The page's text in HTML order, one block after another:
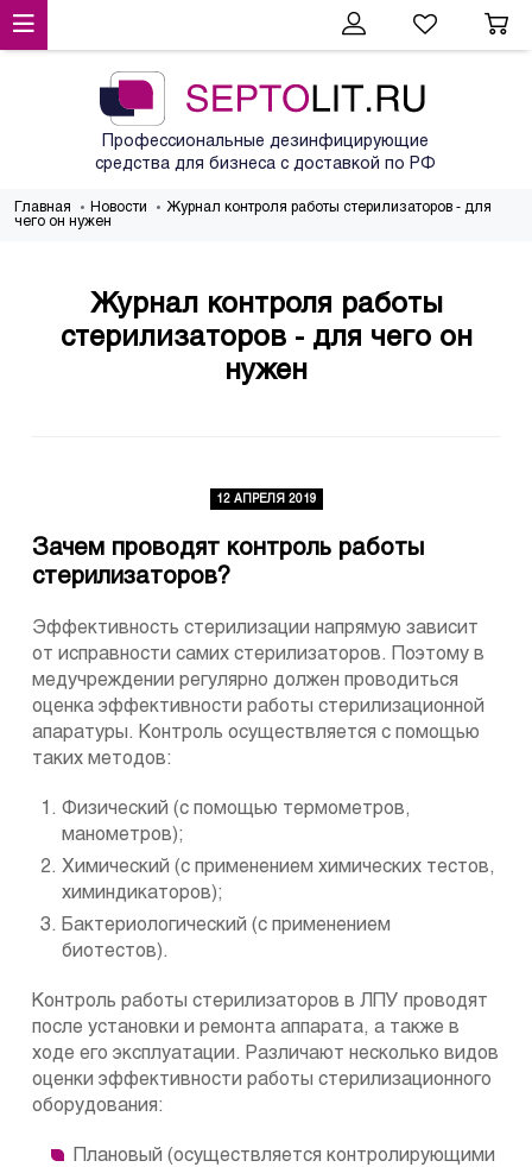
Профессиональные дезинфицирующие
средства для бизнеса с доставкой по РФ
Главная Новости
Журнал контроля работы стерилизаторов - для
чего он нужен
Журнал контроля работы
стерилизаторов - для чего он
нужен
12 АПРЕЛЯ 2019
Зачем проводят контроль работы
стерилизаторов?
Эффективность стерилизации напрямую зависит
от исправности самих стерилизаторов. Поэтому в
медучреждении регулярно должен проводиться
оценка эффективности работы стерилизационной
апаратуры. Контроль осуществляется с помощью
таких методов:
Физический (с помощью термометров,
манометров);
Химический (с применением химических тестов,
химиндикаторов);
Бактериологический (с применением
биотестов).
Контроль работы стерилизаторов в ЛПУ проводят
после установки и ремонта аппарата, а также в
ходе его эксплуатации. Различают несколько видов
оценки эффективности работы стерилизационного
оборудования:
Плановый (осуществляется контролирующими